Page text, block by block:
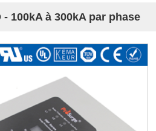
- 100kA à 300kA par phase